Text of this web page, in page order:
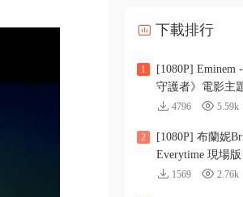
下載排行
1
[1080P] Eminem
守護者》電影主
4796 5.59k
2
[1080P] 布蘭妮
Everytime 現場版
1569 2.76k